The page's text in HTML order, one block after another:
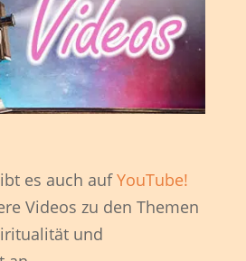
es auch aufYouTube!
Videos zu den Themen
und